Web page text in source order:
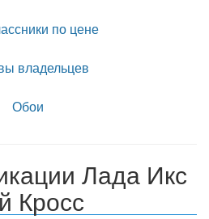
по цене
владельцев
Обои
Лада Икс
Кросс